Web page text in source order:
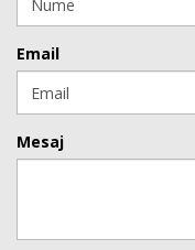
Email
Mesaj